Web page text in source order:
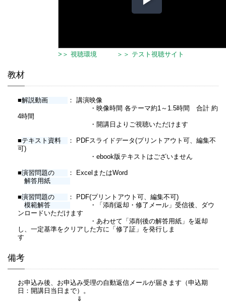
>＞ 視聴環境 ＞＞ テスト視聴サイト
教材
■解説動画
： 講演映像
・映像時間 各テーマ約1～1.5時間 合計 約
4時間
・開講日よりご視聴いただけます
■テキスト資料
： PDFスライドデータ(プリントアウト可、編集不
可)
・ebook版テキストはございません
■演習問題の
： ExcelまたはWord
解答用紙
■演習問題の
： PDF(プリントアウト可、編集不可)
模範解答
・「添削返却・修了メール」受信後、ダウ
ンロードいただけます
・あわせて「添削後の解答用紙」を返却
し、一定基準をクリアした方に「修了証」を発行しま
す
備考
お申込み後、お申込み受理の自動返信メールが届きます（申込期
日：開講日当日まで）。
⇓